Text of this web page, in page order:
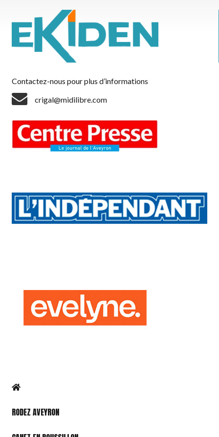
Contactez-nous pour plus d’informations
crigal@midilibre.com
RODEZ AVEYRON